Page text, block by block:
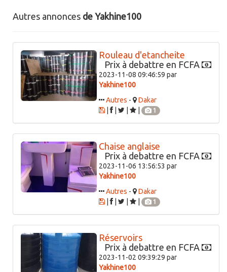
Autres annonces de Yakhine100
Rouleau d'etancheite
Prix à debattre en FCFA
2023-11-08 09:46:59 par
Yakhine100
Autres -
Dakar
|
| | | 1
Chaise anglaise
Prix à debattre en FCFA
2023-11-06 13:56:53 par
Yakhine100
Autres -
Dakar
|
| | | 1
Réservoirs
Prix à debattre en FCFA
2023-11-02 09:39:29 par
Yakhine100